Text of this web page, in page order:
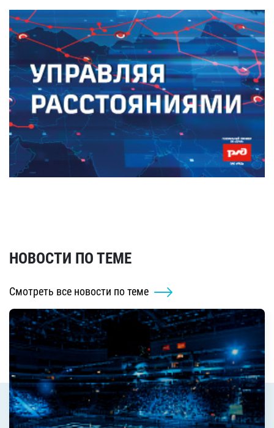
НОВОСТИ ПО ТЕМЕ
Смотреть все новости по теме